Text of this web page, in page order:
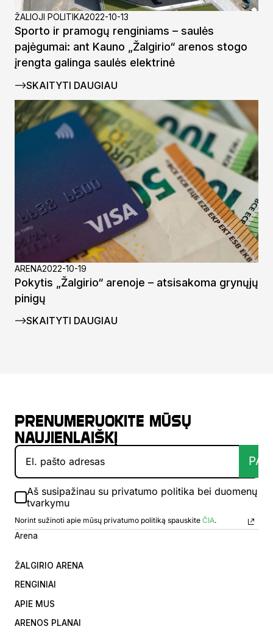
ŽALIOJI POLITIKA2022-10-13
Sporto ir pramogų renginiams – saulės
pajėgumai: ant Kauno „Žalgirio“ arenos stogo
įrengta galinga saulės elektrinė
SKAITYTI DAUGIAU
ARENA2022-10-19
Pokytis „Žalgirio“ arenoje – atsisakoma grynųjų
pinigų
SKAITYTI DAUGIAU
Prenumeruokite mūsų
naujienlaiškį
Aš susipažinau su privatumo politika bei duomenų
tvarkymu
Norint sužinoti apie mūsų privatumo politiką spauskite ČIA.
Arena
ŽALGIRIO ARENA
RENGINIAI
APIE MUS
ARENOS PLANAI